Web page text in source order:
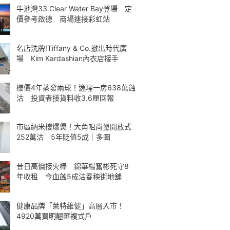
牛池灣33 Clear Water Bay登場 定
價參考啟德 商場連接彩虹站
名店洗牌!Tiffany & Co.撤出時代廣
場 Kim Kardashian內衣店接手
樓價4年蒸發兩球！逸瑆一房638萬蝕
沽 投資者接貨料收3.6厘回報
市區納米樓爆煲！大角咀尚璽開放式
252萬沽 5年貶值5成｜多圖
昔日高價接火棒 錦華楊奮彬死守8
年收租 今血蝕5成沽春秧街地舖
健康品牌「萊特維健」高層入市！
4920萬買明翹匯複式戶